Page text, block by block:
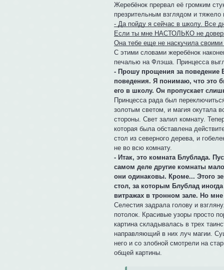
Жеребёнок прервал её громким
презрительным взглядом и тяжело
- Да пойду я сейчас в школу. Все
Если ты мне НАСТОЛЬКО не
Она тебе еще не наскучила
С этими словами жеребёнок
печалью на Флэша. Принцесса
- Прошу прощения за поведение
поведения. Я понимаю, что это
его в школу. Он пропускает
Принцесса рада был
золотым светом, и магия окутала
стороны. Свет залил комнату.
которая была обставлена
стол из северного дерева, и
не во всю комнату.
- Итак, это комната Блублада.
самом деле другие комнаты
они одинаковы. Кроме... Этого
стол, за которым Блублад
витражах в тронном зале. Но
Селестия задрала голову и
потолок. Красивые узоры просто
картина складывалась в трех
направляющий в них луч магии.
него и со злобной смотрели на
общей картины.